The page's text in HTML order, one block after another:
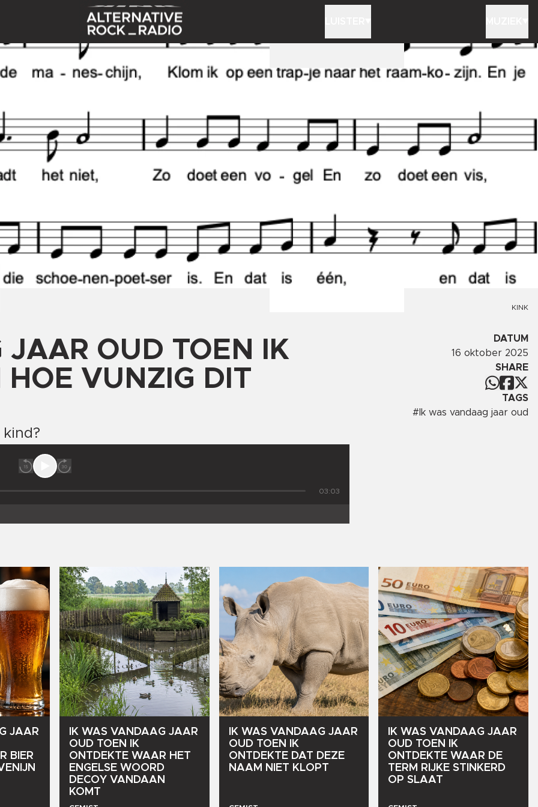
KINK
JAAR OUD TOEN IK
HOE VUNZIG DIT
03:03
DATUM
16 oktober 2025
SHARE
TAGS
# Ik was vandaag jaar oud
JAAR
BIER
IK WAS VANDAAG JAAR
OUD TOEN
IK
ONTDEKTE WAAR HET
ENGELSE WOORD
DECOY VANDAAN
KOMT
IK WAS VANDAAG JAAR
OUD TOEN
IK
ONTDEKTE DAT DEZE
NAAM
NIET KLOPT
IK WAS VANDAAG JAAR
OUD TOEN
IK
ONTDEKTE WAAR DE
TERM
RIJKE STINKERD
OP SLAAT